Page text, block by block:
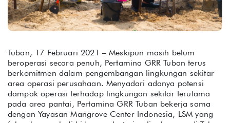
Tuban, 17 Februari 2021 – Meskipun masih belum
beroperasi secara penuh, Pertamina GRR Tuban terus
berkomitmen dalam pengembangan lingkungan sekitar
area operasi perusahaan. Menyadari adanya potensi
dampak operasi terhadap lingkungan sekitar terutama
pada area pantai, Pertamina GRR Tuban bekerja sama
dengan Yayasan Mangrove Center Indonesia, LSM yang